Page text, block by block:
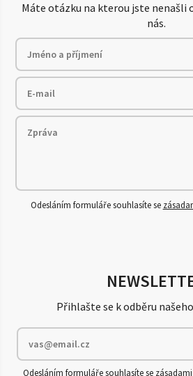
Máte otázku na kterou jste nenašli
nás.
Odesláním formuláře souhlasíte se
Přihlašte se k odběru
Odesláním formuláře souhlasíte se